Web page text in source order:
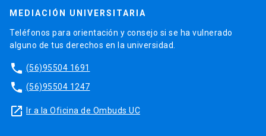
MEDIACIÓN UNIVERSITARIA
Teléfonos para orientación y consejo si se ha vulnerado
alguno de tus derechos en la universidad.
phone (56)95504 1691
phone (56)95504 1247
launch Ir a la Oficina de Ombuds UC